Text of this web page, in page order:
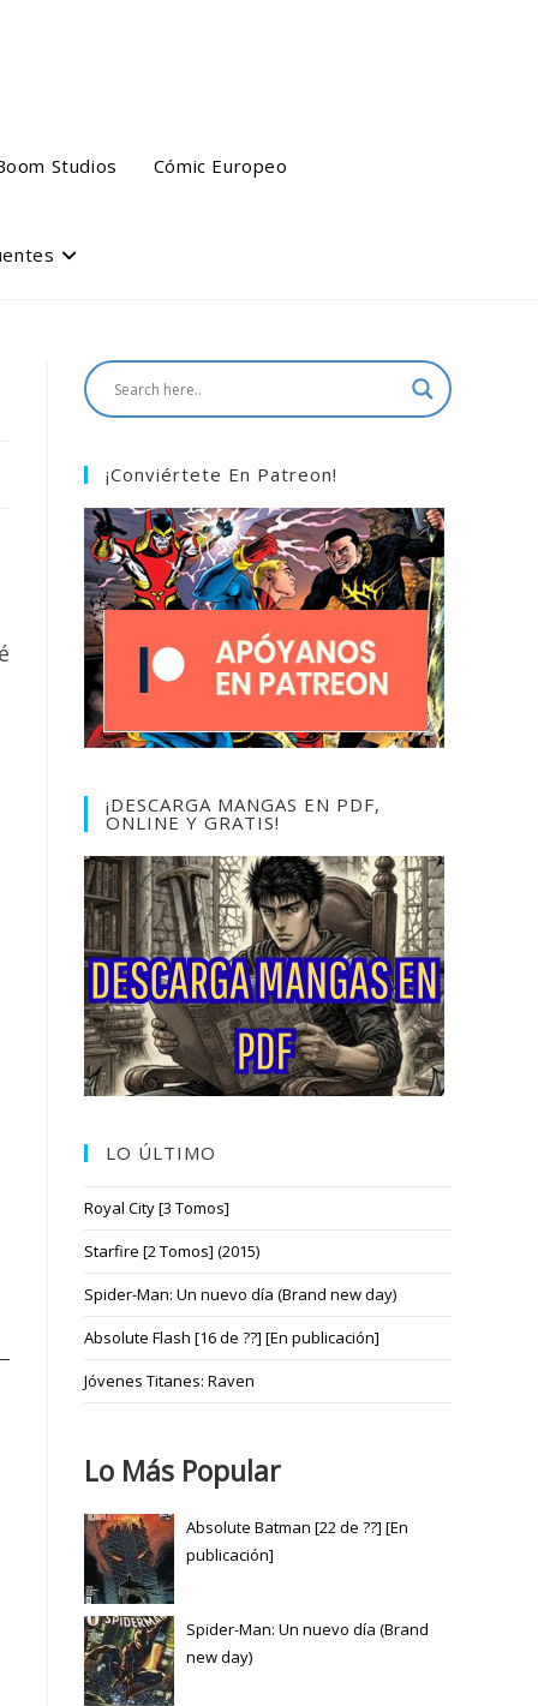
Studios Cómic Europeo
¡Conviértete En Patreon!
¡DESCARGA MANGAS EN PDF,
ONLINE Y GRATIS!
LO ÚLTIMO
Royal City [3 Tomos]
Starfire [2 Tomos] (2015)
Spider-Man: Un nuevo día (Brand new day)
Absolute Flash [16 de ??] [En publicación]
Jóvenes Titanes: Raven
Lo Más Popular
Absolute Batman [22 de ??] [En
publicación]
Spider-Man: Un nuevo día (Brand
new day)